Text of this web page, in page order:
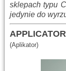
sklepach typu
jedynie do
APPLICATOR
(Aplikator)